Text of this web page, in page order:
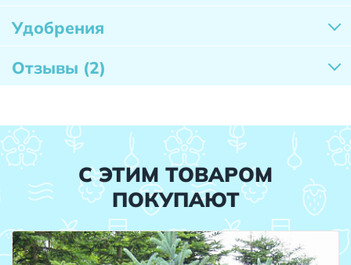
Удобрения
Отзывы (2)
С ЭТИМ ТОВАРОМ
ПОКУПАЮТ